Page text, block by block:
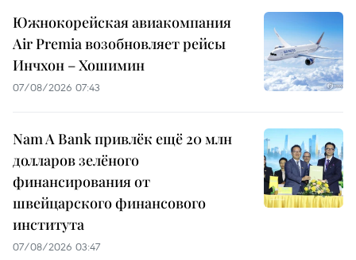
Южнокорейская авиакомпания
Air Premia возобновляет рейсы
Инчхон – Хошимин
07/08/2026 07:43
Nam A Bank привлёк ещё 20 млн
долларов зелёного
финансирования от
швейцарского финансового
института
07/08/2026 03:47